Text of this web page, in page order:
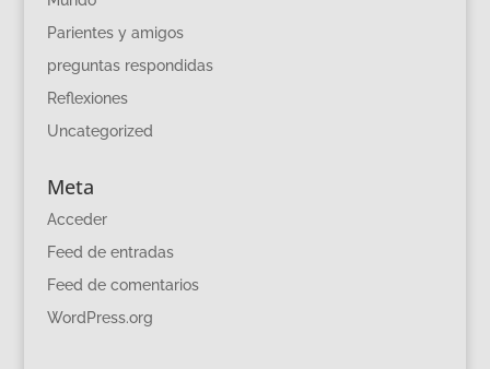
Parientes y amigos
preguntas respondidas
Reflexiones
Uncategorized
Meta
Acceder
Feed de entradas
Feed de comentarios
WordPress.org